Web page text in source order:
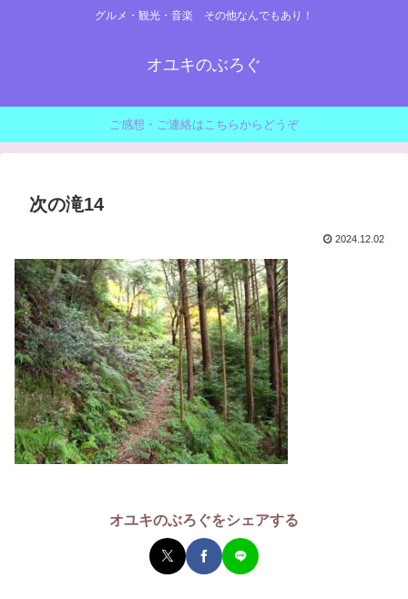
グルメ・観光・音楽 その他なんでもあり！
オユキのぶろぐ
ご感想・ご連絡はこちらからどうぞ
次の滝14
2024.12.02
オユキのぶろぐをシェアする